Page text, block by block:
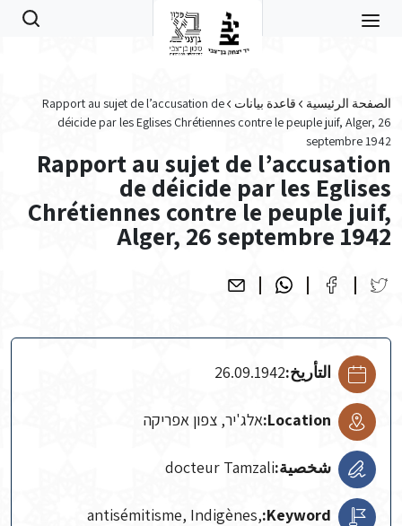
الصفحة الرئيسية قاعدة بيانات
Rapport au sujet de l’accusation de
déicide par les Eglises Chrétiennes contre le peuple juif, Alger, 26
septembre 1942
Rapport au sujet de l’accusation
de déicide par les Eglises
Chrétiennes contre le peuple juif,
Alger, 26 septembre 1942
التأريخ:26.09.1942
Location: אלג'יר, צפון אפריקה
شخصية:docteur Tamzali
Keyword:
antisémitisme, Indigènes,